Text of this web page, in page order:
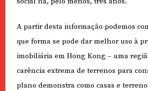
A partir desta informação podemos
que forma se pode dar melhor uso à
imobiliária em Hong Kong – uma
carência extrema de terrenos para
plano demonstra como casas e